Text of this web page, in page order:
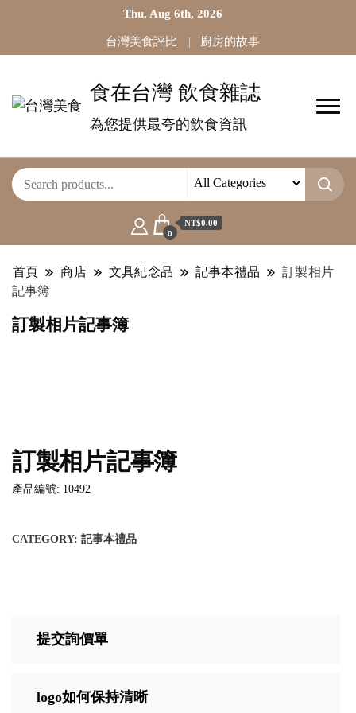
Thu. Aug 6th, 2026
台灣美食評比 廚房的故事
食在台灣 飲食雜誌
為您提供最夸的飲食資訊
0
NT$0.00
首頁 商店 文具紀念品 記事本禮品
訂製相片
記事簿
訂製相片記事簿
訂製相片記事簿
產品編號: 10492
CATEGORY: 記事本禮品
提交詢價單
logo如何保持清晰